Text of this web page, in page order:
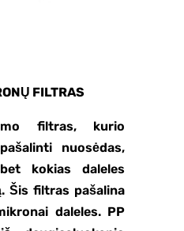
FILTRAS
filtras, kurio
nuosėdas,
kokias daleles
Šis filtras pašalina
daleles. PP